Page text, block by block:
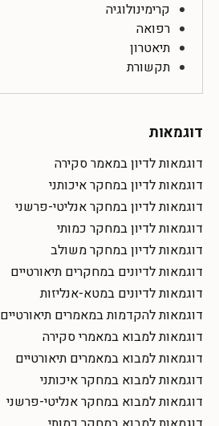
קרימינולוגיה
רפואה
תיאטרון
תקשורת
דוגמאות
דוגמאות לדיון במאמר סקירה
דוגמאות לדיון במחקר איכותני
דוגמאות לדיון במחקר אנליטי-פרשני
דוגמאות לדיון במחקר כמותי
דוגמאות לדיון במחקר משולב
דוגמאות לדיונים במחקרים תיאורטיים
דוגמאות לדיונים במטא-אנליזות
דוגמאות להקדמות במאמרים תיאורטיים
דוגמאות למבוא במאמרי סקירה
דוגמאות למבוא במאמרים תיאורטיים
דוגמאות למבוא במחקר איכותני
דוגמאות למבוא במחקר אנליטי-פרשני